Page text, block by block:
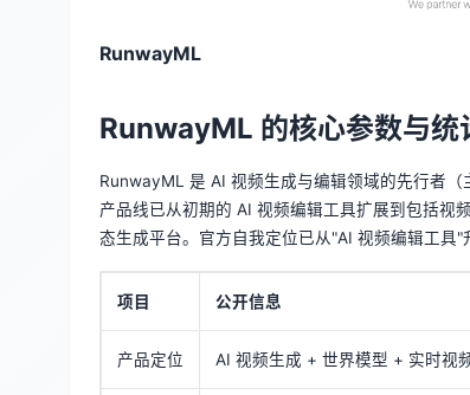
RunwayML
RunwayML 的核心参数与统
RunwayML 是 AI 视频生成与编辑领域的先行者
产品线已从初期的 AI 视频编辑工具扩展到包括视
态生成平台。官方自我定位已从"AI 视频编辑工具
项目 公开信息
产品定位 AI 视频生成 + 世界模型 + 实时视